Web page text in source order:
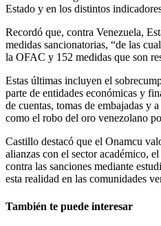
Estado y en los distintos
Recordó que, contra Venezuela,
medidas sancionatorias, “de las
la OFAC y 152 medidas que son
Estas últimas incluyen el
parte de entidades económicas y
de cuentas, tomas de embajadas y
como el robo del oro venezolano
Castillo destacó que el Onamcu
alianzas con el sector académico,
contra las sanciones mediante
esta realidad en las comunidades
También te puede interesar